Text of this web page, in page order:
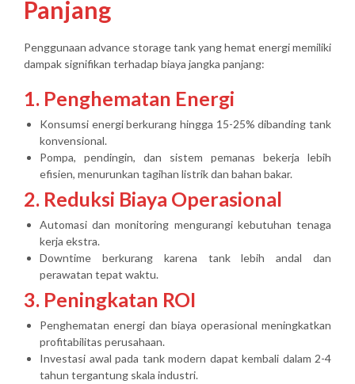
Panjang
Penggunaan advance storage tank yang hemat energi memiliki
dampak signifikan terhadap biaya jangka panjang:
1. Penghematan Energi
Konsumsi energi berkurang hingga 15-25% dibanding tank
konvensional.
Pompa, pendingin, dan sistem pemanas bekerja lebih
efisien, menurunkan tagihan listrik dan bahan bakar.
2. Reduksi Biaya Operasional
Automasi dan monitoring mengurangi kebutuhan tenaga
kerja ekstra.
Downtime berkurang karena tank lebih andal dan
perawatan tepat waktu.
3. Peningkatan ROI
Penghematan energi dan biaya operasional meningkatkan
profitabilitas perusahaan.
Investasi awal pada tank modern dapat kembali dalam 2-4
tahun tergantung skala industri.